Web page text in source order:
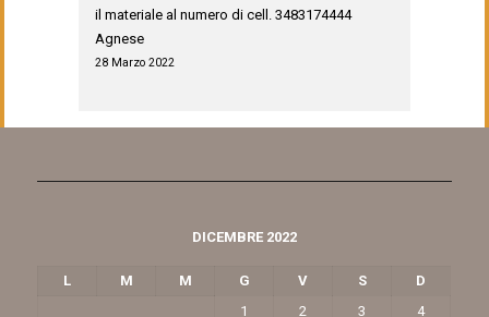
il materiale al numero di cell. 3483174444
Agnese
28 Marzo 2022
DICEMBRE 2022
L M M G V S
D
1
2 3 4